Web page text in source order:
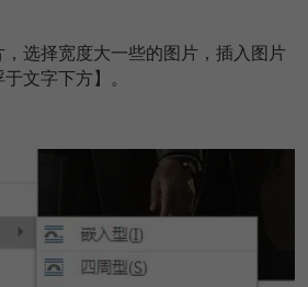
选择宽度大一些的图片，插入图片
文字下方】。